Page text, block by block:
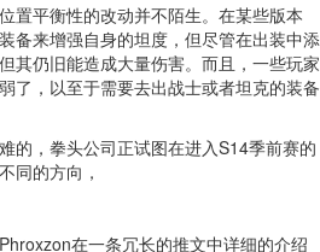
平衡性的改动并不陌生。在某些版本
备来增强自身的坦度，但尽管在出装中添
其仍旧能造成大量伤害。而且，一些玩家
了，以至于需要去出战士或者坦克的装备
，拳头公司正试图在进入S14季前赛的
同的方向，
在一条冗长的推文中详细的介绍